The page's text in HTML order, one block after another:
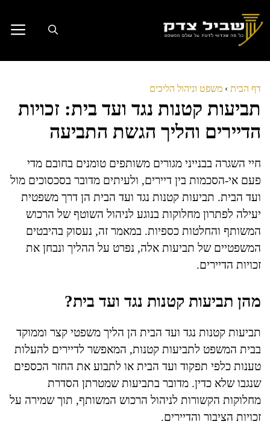
לתוכן
דף הבית › משפט וניהול הליכים
תביעות קטנות נגד ועד בית: זכויות
הדיירים והליך הגשת התביעה
חיי השגרה בבנייני מגורים משותפים טומנים בחובם מדי
פעם אי-הסכמות בין דיירים, ולעיתים מדובר בסכסוכים מול
ועד הבית. תביעות קטנות נגד ועד הבית הן דרך משפטית
יעילה לפתרון מחלוקות בנוגע לניהול השוטף של הרכוש
המשותף והחלטות כספיות. במאמר זה, נעסוק בהיבטים
המשפטיים של תביעות אלה, נפרט על ההליך ונבחן את
זכויות הדיירים.
מהן תביעות קטנות נגד ועד בית?
תביעות קטנות נגד ועד הבית הן הליך משפטי קצר וממוקד
בבית המשפט לתביעות קטנות, המאפשר לדיירים להעלות
טענות כלפי תפקוד ועד הבית או לתבוע את החזר הכספים
שנגבו שלא כדין. מדובר בתביעות שמטרתן הסדרת
מחלוקות הקשורות לניהול הרכוש המשותף, תוך שמירה על
זכויות הציבור והדיירים.